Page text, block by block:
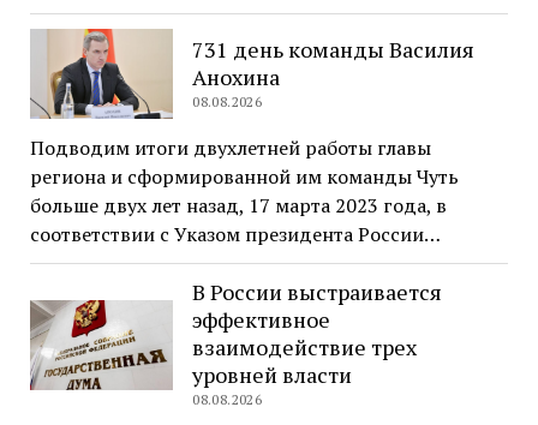
731 день команды Василия
Анохина
08.08.2026
Подводим итоги двухлетней работы главы
региона и сформированной им команды Чуть
больше двух лет назад, 17 марта 2023 года, в
соответствии с Указом президента России…
В России выстраивается
эффективное
взаимодействие трех
уровней власти
08.08.2026